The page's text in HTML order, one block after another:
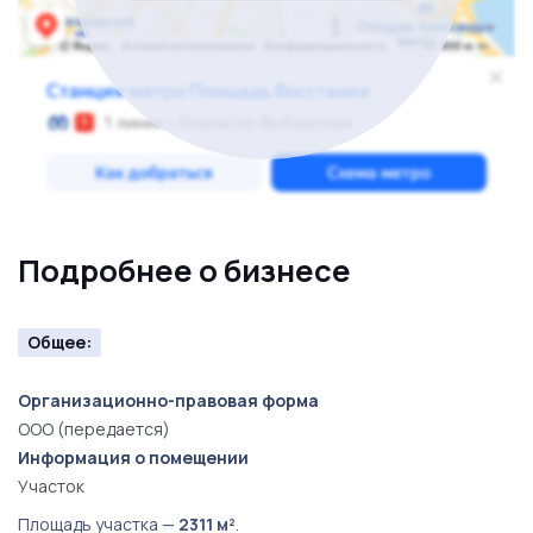
последний год уже внесен в размере 1 000 000 ₽. Это
хороший вариант для покупки работающего актива с
прозрачной экономикой, долгосрочным договором и
готовой базой для дальнейшей монетизации.
Подробнее о бизнесе
Общее:
Организационно-правовая форма
ООО (передается)
Информация о помещении
Участок
Площадь участка — 2311 м².